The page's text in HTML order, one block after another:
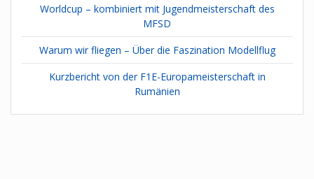
Worldcup – kombiniert mit Jugendmeisterschaft des
MFSD
Warum wir fliegen – Über die Faszination Modellflug
Kurzbericht von der F1E-Europameisterschaft in
Rumänien